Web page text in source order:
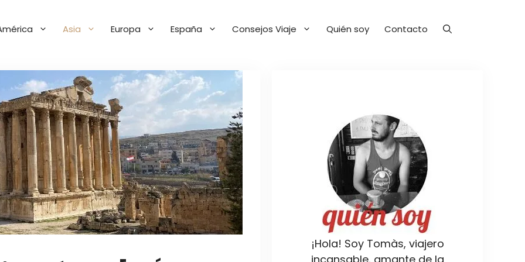
Asia Europa España Consejos Viaje Quién soy Contacto
¡Hola! Soy Tomàs, viajero